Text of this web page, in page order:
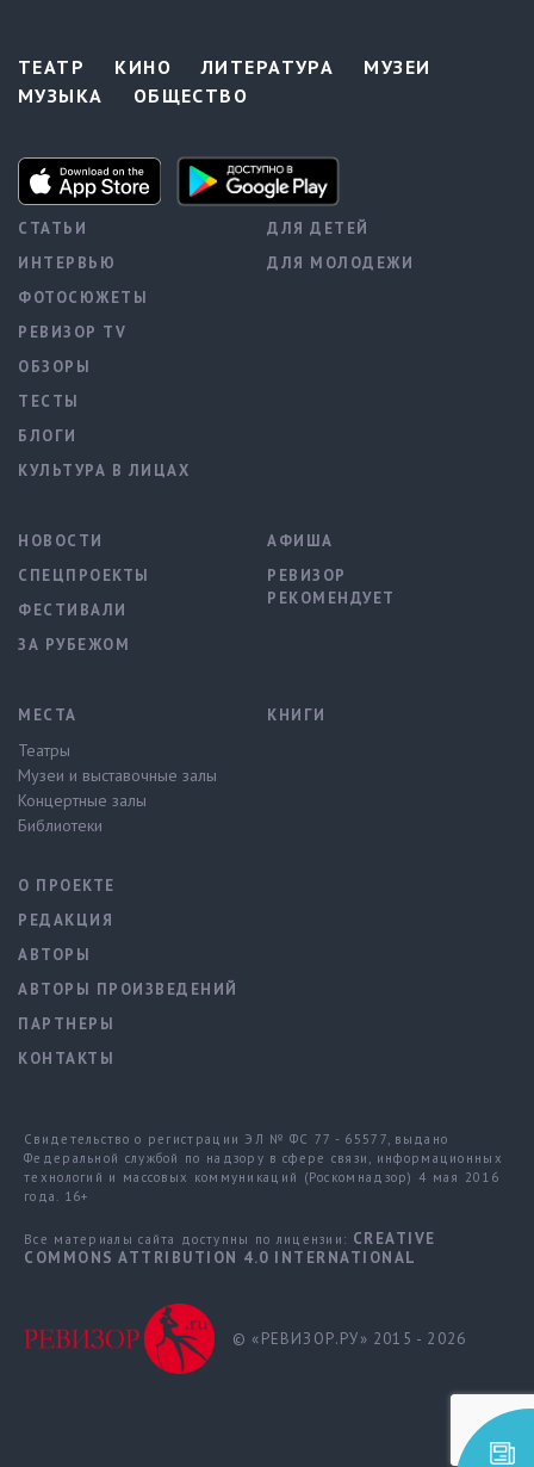
ТЕАТР КИНО ЛИТЕРАТУРА
МУЗЕИ
МУЗЫКА
ОБЩЕСТВО
СТАТЬИ
ИНТЕРВЬЮ
ФОТОСЮЖЕТЫ
РЕВИЗОР TV
ОБЗОРЫ
ТЕСТЫ
БЛОГИ
КУЛЬТУРА В ЛИЦАХ
ДЛЯ ДЕТЕЙ
ДЛЯ МОЛОДЕЖИ
НОВОСТИ
СПЕЦПРОЕКТЫ
ФЕСТИВАЛИ
ЗА РУБЕЖОМ
АФИША
РЕВИЗОР
РЕКОМЕНДУЕТ
МЕСТА
Театры
Музеи и выставочные залы
Концертные залы
Библиотеки
КНИГИ
О ПРОЕКТЕ
РЕДАКЦИЯ
АВТОРЫ
АВТОРЫ ПРОИЗВЕДЕНИЙ
ПАРТНЕРЫ
КОНТАКТЫ
Свидетельство о регистрации ЭЛ № ФС 77 - 65577, выдано
Федеральной службой по надзору в сфере связи, информационных
технологий и массовых коммуникаций (Роскомнадзор) 4 мая 2016
года. 16+
Все материалы сайта доступны по лицензии: CREATIVE
COMMONS ATTRIBUTION 4.0 INTERNATIONAL
© «РЕВИЗОР.РУ» 2015 - 2026